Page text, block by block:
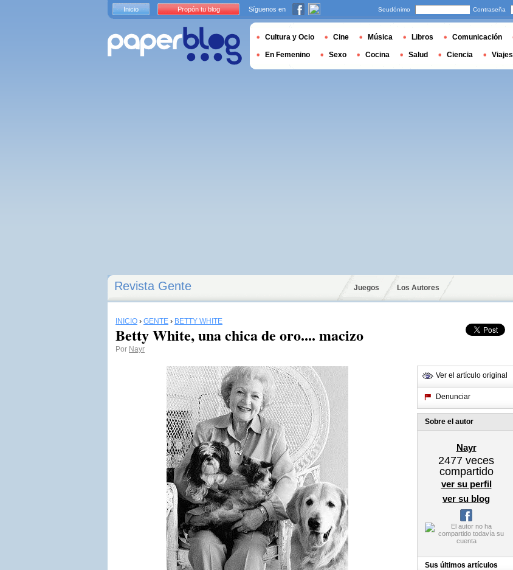
Revista Gente Juegos Los Autores
INICIO › GENTE › BETTY WHITE
Betty White, una chica de oro.... macizo
Por Nayr
Ver el artículo original
Denunciar
Sobre el autor
Nayr
2477 veces
compartido
ver su perfil
ver su blog
Sus últimos artículos
Inicio Propón tu blog Síguenos en Seudónimo Contraseña
Cultura y Ocio Cine Música Libros Comunicación
En Femenino Sexo Cocina Salud Ciencia Viajes